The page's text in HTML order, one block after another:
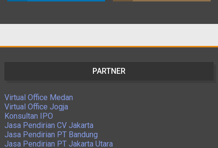
PARTNER
Virtual Office Medan
Virtual Office Jogja
Konsultan IPO
Jasa Pendirian CV Jakarta
Jasa Pendirian PT Bandung
Jasa Pendirian PT Jakarta Utara